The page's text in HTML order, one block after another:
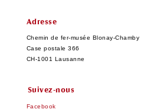
Adresse
Chemin de fer-musée Blonay-Chamby
Case postale 366
CH-1001 Lausanne
Suivez-nous
Facebook